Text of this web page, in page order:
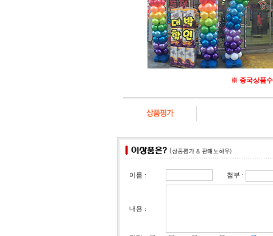
※ 중국상품
이름 : 첨부 :
내용 :